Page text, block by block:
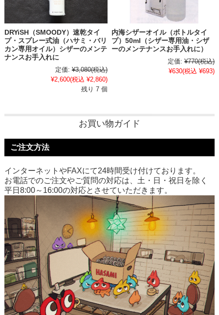
DRYiSH（SMOODY）速乾タイ
プ・スプレー式油（ハサミ・バリ
カン専用オイル）シザーのメンテ
ナンスお手入れに
定価: ¥3,080(税込)
¥2,600(税込 ¥2,860)
残り 7 個
内海シザーオイル（ボトルタイ
プ）50ml（シザー専用油・シザ
ーのメンテナンスお手入れに）
定価: ¥770(税込)
¥630(税込 ¥693)
お買い物ガイド
ご注文方法
インターネットやFAXにて24時間受け付けております。
お電話でのご注文やご質問の対応は、土・日・祝日を除く
平日8:00～16:00の対応とさせていただきます。